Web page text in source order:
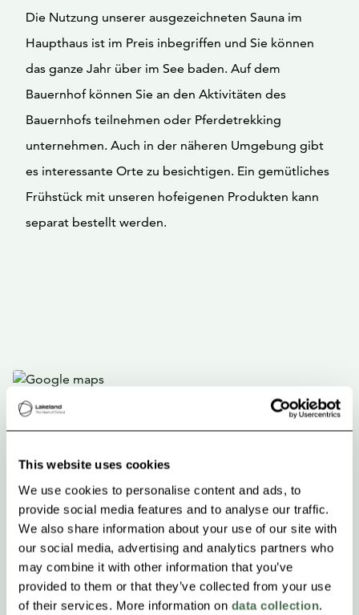
This website uses cookies
We use cookies to personalise content and ads, to
provide social media features and to analyse our traffic.
We also share information about your use of our site with
our social media, advertising and analytics partners who
may combine it with other information that you’ve
provided to them or that they’ve collected from your use
of their services. More information on data collection.
Die Nutzung unserer ausgezeichneten Sauna im
Haupthaus ist im Preis inbegriffen und Sie können
das ganze Jahr über im See baden. Auf dem
Bauernhof können Sie an den Aktivitäten des
Bauernhofs teilnehmen oder Pferdetrekking
unternehmen. Auch in der näheren Umgebung gibt
es interessante Orte zu besichtigen. Ein gemütliches
Frühstück mit unseren hofeigenen Produkten kann
separat bestellt werden.